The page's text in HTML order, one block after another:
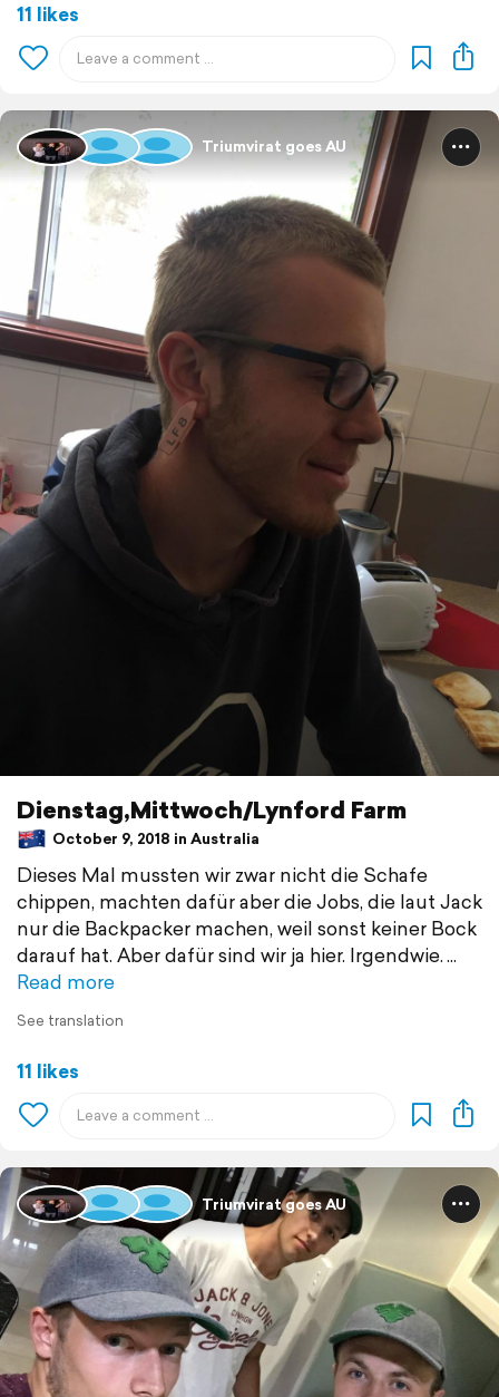
11 likes
Triumvirat goes AU
Dienstag,Mittwoch/Lynford Farm
October 9, 2018 in Australia
Dieses Mal mussten wir zwar nicht die Schafe
chippen, machten dafür aber die Jobs, die laut Jack
nur die Backpacker machen, weil sonst keiner Bock
darauf hat. Aber dafür sind wir ja hier. Irgendwie.
Read more
See translation
11 likes
Triumvirat goes AU